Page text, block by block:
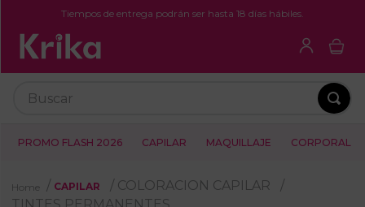
Tiempos de entrega podrán ser hasta 18 días hábiles.
PROMO FLASH 2026 CAPILAR MAQUILLAJE CORPORAL
CAPILAR
COLORACION CAPILAR